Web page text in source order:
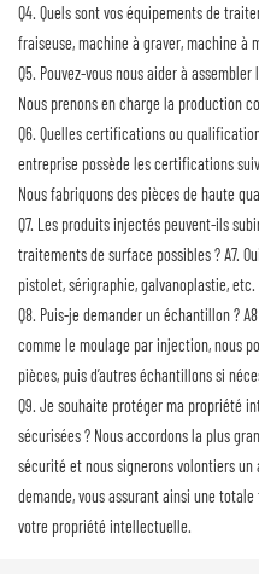
Q4. Quels sont vos équipements de
fraiseuse, machine à graver, machine à
Q5. Pouvez-vous nous aider à
Nous prenons en charge la production
Q6. Quelles certifications ou
entreprise possède les certifications
Nous fabriquons des pièces de haute
Q7. Les produits injectés peuvent-ils
traitements de surface possibles ?A7.
pistolet, sérigraphie, galvanoplastie, etc.
Q8. Puis-je demander un échantillon ?
comme le moulage par injection, nous
pièces, puis d’autres échantillons si
Q9. Je souhaite protéger ma propriété
sécurisées ? Nous accordons la plus
sécurité et nous signerons volontiers un
demande, vous assurant ainsi une
votre propriété intellectuelle.